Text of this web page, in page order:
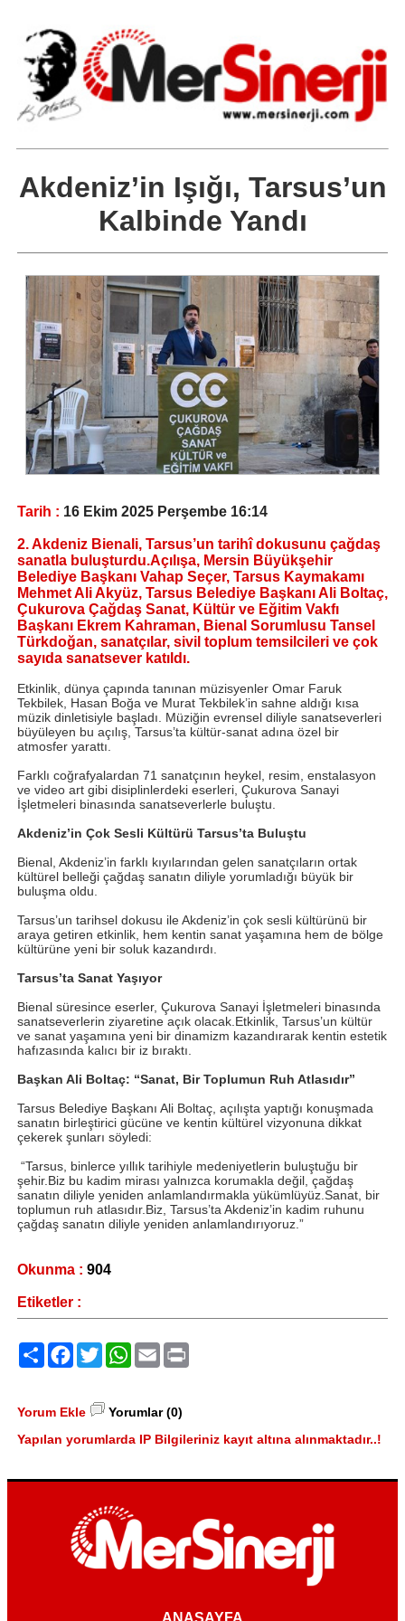
Akdeniz’in Işığı, Tarsus’un
Kalbinde Yandı
Tarih : 16 Ekim 2025 Perşembe 16:14
2. Akdeniz Bienali, Tarsus’un tarihî dokusunu çağdaş
sanatla buluşturdu.Açılışa, Mersin Büyükşehir
Belediye Başkanı Vahap Seçer, Tarsus Kaymakamı
Mehmet Ali Akyüz, Tarsus Belediye Başkanı Ali Boltaç,
Çukurova Çağdaş Sanat, Kültür ve Eğitim Vakfı
Başkanı Ekrem Kahraman, Bienal Sorumlusu Tansel
Türkdoğan, sanatçılar, sivil toplum temsilcileri ve çok
sayıda sanatsever katıldı.
Etkinlik, dünya çapında tanınan müzisyenler Omar Faruk
Tekbilek, Hasan Boğa ve Murat Tekbilek’in sahne aldığı kısa
müzik dinletisiyle başladı. Müziğin evrensel diliyle sanatseverleri
büyüleyen bu açılış, Tarsus’ta kültür-sanat adına özel bir
atmosfer yarattı.
Farklı coğrafyalardan 71 sanatçının heykel, resim, enstalasyon
ve video art gibi disiplinlerdeki eserleri, Çukurova Sanayi
İşletmeleri binasında sanatseverlerle buluştu.
Akdeniz’in Çok Sesli Kültürü Tarsus’ta Buluştu
Bienal, Akdeniz’in farklı kıyılarından gelen sanatçıların ortak
kültürel belleği çağdaş sanatın diliyle yorumladığı büyük bir
buluşma oldu.
Tarsus’un tarihsel dokusu ile Akdeniz’in çok sesli kültürünü bir
araya getiren etkinlik, hem kentin sanat yaşamına hem de bölge
kültürüne yeni bir soluk kazandırdı.
Tarsus’ta Sanat Yaşıyor
Bienal süresince eserler, Çukurova Sanayi İşletmeleri binasında
sanatseverlerin ziyaretine açık olacak.Etkinlik, Tarsus’un kültür
ve sanat yaşamına yeni bir dinamizm kazandırarak kentin estetik
hafızasında kalıcı bir iz bıraktı.
Başkan Ali Boltaç: “Sanat, Bir Toplumun Ruh Atlasıdır”
Tarsus Belediye Başkanı Ali Boltaç, açılışta yaptığı konuşmada
sanatın birleştirici gücüne ve kentin kültürel vizyonuna dikkat
çekerek şunları söyledi:
“Tarsus, binlerce yıllık tarihiyle medeniyetlerin buluştuğu bir
şehir.Biz bu kadim mirası yalnızca korumakla değil, çağdaş
sanatın diliyle yeniden anlamlandırmakla yükümlüyüz.Sanat, bir
toplumun ruh atlasıdır.Biz, Tarsus’ta Akdeniz’in kadim ruhunu
çağdaş sanatın diliyle yeniden anlamlandırıyoruz.”
Okunma : 904
Etiketler :
PaylaşFacebook
TwitterWhatsApp
Email
Yorum Ekle
Yorumlar (0)
Yapılan yorumlarda IP Bilgileriniz kayıt altına alınmaktadır..!
ANASAYFA